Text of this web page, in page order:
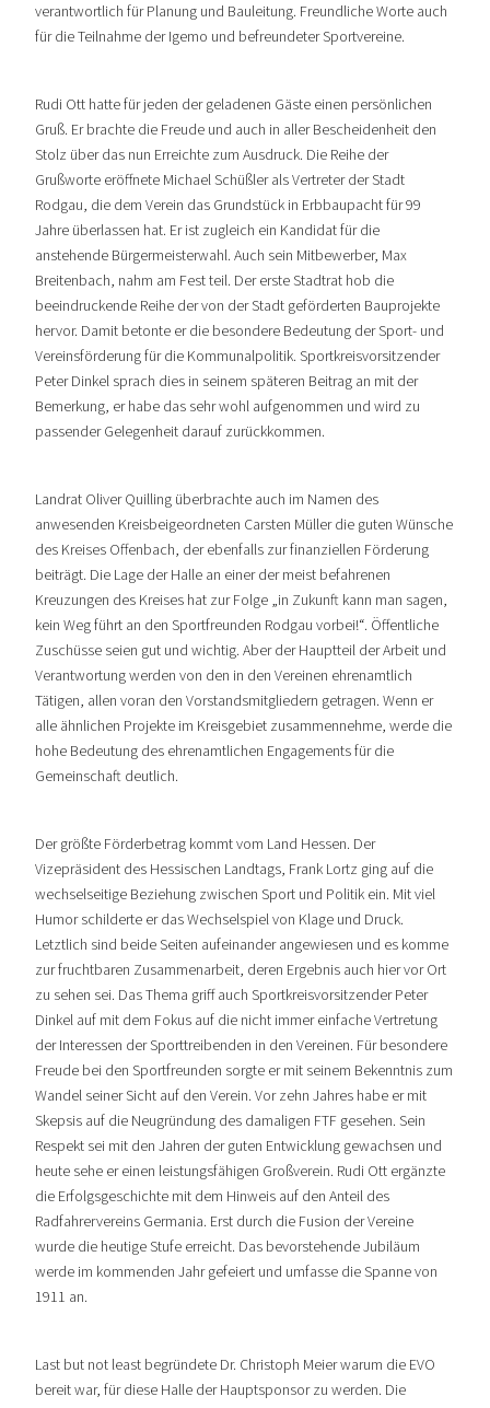
verantwortlich für Planung und Bauleitung. Freundliche Worte auch
für die Teilnahme der Igemo und befreundeter Sportvereine.
Rudi Ott hatte für jeden der geladenen Gäste einen persönlichen
Gruß. Er brachte die Freude und auch in aller Bescheidenheit den
Stolz über das nun Erreichte zum Ausdruck. Die Reihe der
Grußworte eröffnete Michael Schüßler als Vertreter der Stadt
Rodgau, die dem Verein das Grundstück in Erbbaupacht für 99
Jahre überlassen hat. Er ist zugleich ein Kandidat für die
anstehende Bürgermeisterwahl. Auch sein Mitbewerber, Max
Breitenbach, nahm am Fest teil. Der erste Stadtrat hob die
beeindruckende Reihe der von der Stadt geförderten Bauprojekte
hervor. Damit betonte er die besondere Bedeutung der Sport- und
Vereinsförderung für die Kommunalpolitik. Sportkreisvorsitzender
Peter Dinkel sprach dies in seinem späteren Beitrag an mit der
Bemerkung, er habe das sehr wohl aufgenommen und wird zu
passender Gelegenheit darauf zurückkommen.
Landrat Oliver Quilling überbrachte auch im Namen des
anwesenden Kreisbeigeordneten Carsten Müller die guten Wünsche
des Kreises Offenbach, der ebenfalls zur finanziellen Förderung
beiträgt. Die Lage der Halle an einer der meist befahrenen
Kreuzungen des Kreises hat zur Folge „in Zukunft kann man sagen,
kein Weg führt an den Sportfreunden Rodgau vorbei!“. Öffentliche
Zuschüsse seien gut und wichtig. Aber der Hauptteil der Arbeit und
Verantwortung werden von den in den Vereinen ehrenamtlich
Tätigen, allen voran den Vorstandsmitgliedern getragen. Wenn er
alle ähnlichen Projekte im Kreisgebiet zusammennehme, werde die
hohe Bedeutung des ehrenamtlichen Engagements für die
Gemeinschaft deutlich.
Der größte Förderbetrag kommt vom Land Hessen. Der
Vizepräsident des Hessischen Landtags, Frank Lortz ging auf die
wechselseitige Beziehung zwischen Sport und Politik ein. Mit viel
Humor schilderte er das Wechselspiel von Klage und Druck.
Letztlich sind beide Seiten aufeinander angewiesen und es komme
zur fruchtbaren Zusammenarbeit, deren Ergebnis auch hier vor Ort
zu sehen sei. Das Thema griff auch Sportkreisvorsitzender Peter
Dinkel auf mit dem Fokus auf die nicht immer einfache Vertretung
der Interessen der Sporttreibenden in den Vereinen. Für besondere
Freude bei den Sportfreunden sorgte er mit seinem Bekenntnis zum
Wandel seiner Sicht auf den Verein. Vor zehn Jahres habe er mit
Skepsis auf die Neugründung des damaligen FTF gesehen. Sein
Respekt sei mit den Jahren der guten Entwicklung gewachsen und
heute sehe er einen leistungsfähigen Großverein. Rudi Ott ergänzte
die Erfolgsgeschichte mit dem Hinweis auf den Anteil des
Radfahrervereins Germania. Erst durch die Fusion der Vereine
wurde die heutige Stufe erreicht. Das bevorstehende Jubiläum
werde im kommenden Jahr gefeiert und umfasse die Spanne von
1911 an.
Last but not least begründete Dr. Christoph Meier warum die EVO
bereit war, für diese Halle der Hauptsponsor zu werden. Die